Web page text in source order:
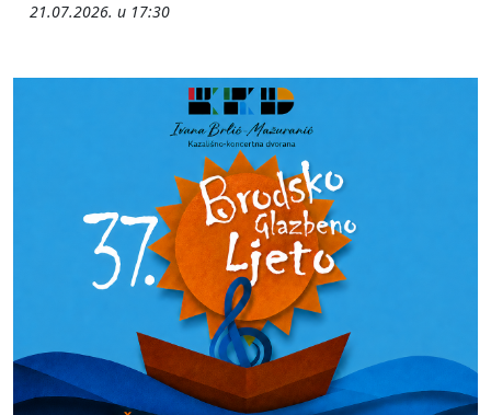
21.07.2026. u 17:30